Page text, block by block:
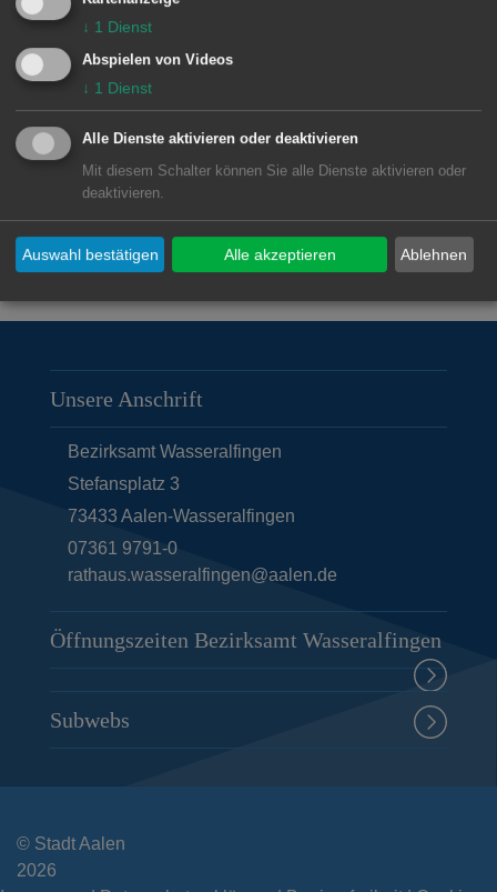
Fahrradverkehr wird gebeten, auf die
umliegenden Feldwege auszuweichen.
An den Wochenenden ist die
Hofwiesenstraße für den gesamten
Verkehr befahrbar.
© Stadt Aalen, 24.10.2024
Unsere Anschrift
Bezirksamt Wasseralfingen
Stefansplatz 3
73433 Aalen-Wasseralfingen
07361 9791-0
rathaus.wasseralfingen@aalen.de
Öffnungszeiten Bezirksamt Wasseralfingen
Subwebs
© Stadt Aalen
2026
↓ 1 Dienst
Abspielen von Videos
↓ 1 Dienst
Alle Dienste aktivieren oder deaktivieren
Mit diesem Schalter können Sie alle Dienste aktivieren oder
deaktivieren.
Ablehnen
Auswahl bestätigen Alle akzeptieren